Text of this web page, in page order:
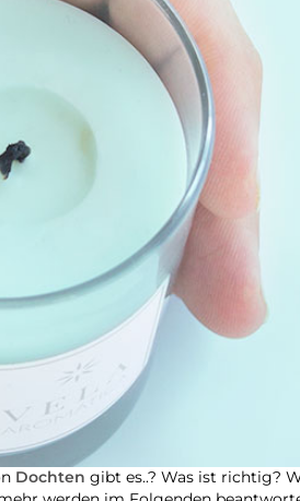
Dochten gibt es..? Was ist richtig?